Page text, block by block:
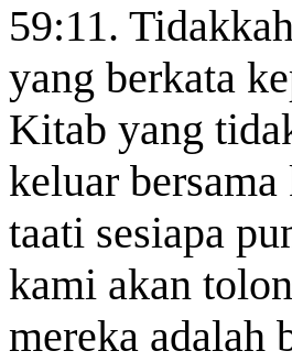
59:11.
yang berkata
Kitab yang
keluar
taati sesiapa
kami akan
mereka adalah